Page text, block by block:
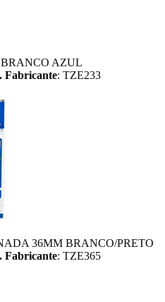
AZUL
Fabricante: TZE233
36MM BRANCO/PRETO
Fabricante: TZE365